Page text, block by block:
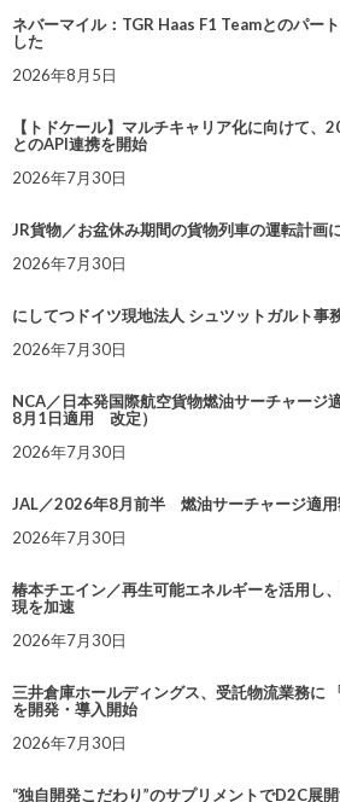
ネバーマイル：TGR Haas F1 Teamとのパー
した
2026年8月5日
【トドケール】マルチキャリア化に向けて、
とのAPI連携を開始
2026年7月30日
JR貨物／お盆休み期間の貨物列車の運転計画
2026年7月30日
にしてつドイツ現地法人 シュツットガルト事
2026年7月30日
NCA／日本発国際航空貨物燃油サーチャージ
8月1日適用 改定）
2026年7月30日
JAL／2026年8月前半 燃油サーチャージ適用
2026年7月30日
椿本チエイン／再生可能エネルギーを活用し
現を加速
2026年7月30日
三井倉庫ホールディングス、受託物流業務に
を開発・導入開始
2026年7月30日
“独自開発こだわり”のサプリメントでD2C展